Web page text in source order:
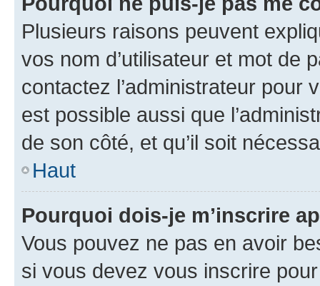
Plusieurs raisons peuvent
vos nom d’utilisateur et mot de
contactez l’administrateur pour
est possible aussi que
de son côté, et qu’il soit
Haut
Pourquoi dois-je m’inscrire
Vous pouvez ne pas en avoir
si vous devez vous inscrire